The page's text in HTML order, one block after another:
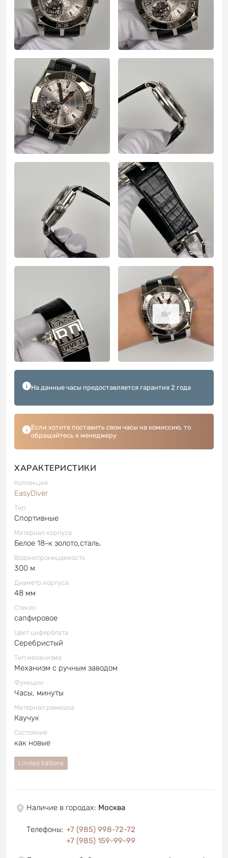
9
На данные часы предоставляется гарантия 2 года
Если хотите поставить свои часы на комиссию, то
обращайтесь к менеджеру
ХАРАКТЕРИСТИКИ
Коллекция
EasyDiver
Тип
Спортивные
Материал корпуса
Белое 18-к золото,сталь.
Водонепроницаемость
300 м
Диаметр корпуса
48 мм
Стекло
сапфировое
Цвет циферблата
Серебристый
Тип механизма
Механизм с ручным заводом
Функции
Часы, минуты
Материал ремешка
Каучук
Состояние
как новые
Limited Editions
Наличие в городах: Москва
Телефоны: +7 (985) 998-72-72
+7 (985) 159-99-99